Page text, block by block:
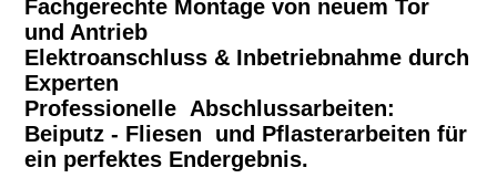
Fachgerechte Montage von neuem Tor
und Antrieb
Elektroanschluss & Inbetriebnahme durch
Experten
Professionelle Abschlussarbeiten:
Beiputz - Fliesen und Pflasterarbeiten für
ein perfektes Endergebnis.